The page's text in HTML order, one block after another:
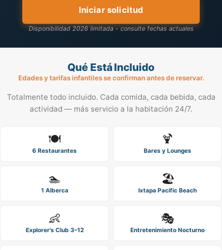
Iniciar solicitud
Disponibilidad 2026 limitada - consulte fechas actuales
Qué Está Incluido
Edades y tarifas infantiles se confirman antes de reservar.
Totalmente todo incluido. Cada comida, cada bebida, cada
actividad — más servicio a la habitación 24/7.
🍽️
6 Restaurantes
🍹
Bares y Lounges
🏊
1 Alberca
🏖️
Ixtapa Pacific Beach
👶
Explorer's Club 3–12
🎭
Entretenimiento Nocturno